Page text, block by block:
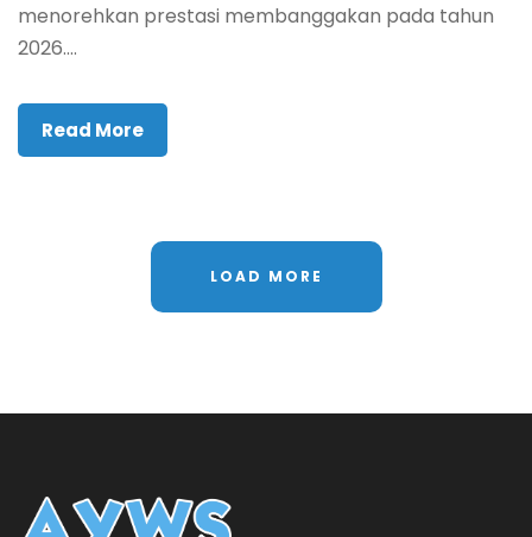
menorehkan prestasi membanggakan pada tahun
2026....
Read More
LOAD MORE